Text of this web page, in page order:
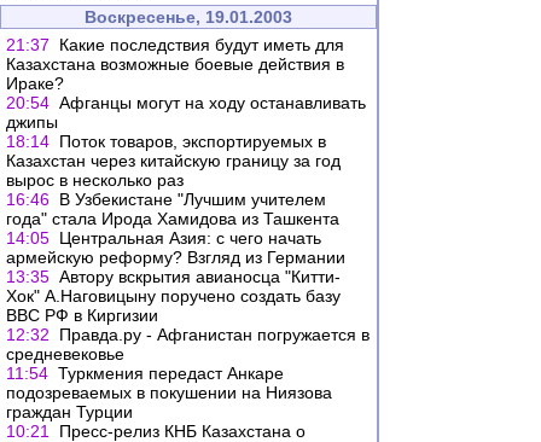
Воскресенье, 19.01.2003
21:37
Какие последствия будут иметь для
Казахстана возможные боевые действия в
Ираке?
20:54 Афганцы могут на ходу останавливать
джипы
18:14 Поток товаров, экспортируемых в
Казахстан через китайскую границу за год
вырос в несколько раз
16:46 В Узбекистане "Лучшим учителем
года" стала Ирода Хамидова из Ташкента
14:05 Центральная Азия: с чего начать
армейскую реформу? Взгляд из Германии
13:35 Автору вскрытия авианосца "Китти-
Хок" А.Наговицыну поручено создать базу
ВВС РФ в Киргизии
12:32
Правда.ру - Афганистан погружается в
средневековье
11:54 Туркмения передаст Анкаре
подозреваемых в покушении на Ниязова
граждан Турции
10:21
Пресс-релиз КНБ Казахстана о